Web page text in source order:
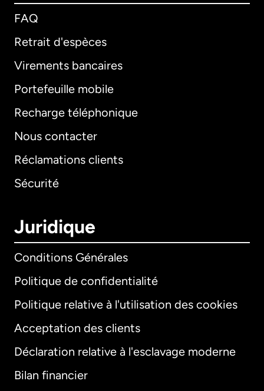
FAQ
Retrait d'espèces
Virements bancaires
Portefeuille mobile
Recharge téléphonique
Nous contacter
Réclamations clients
Sécurité
Juridique
Conditions Générales
Politique de confidentialité
Politique relative à l'utilisation des cookies
Acceptation des clients
Déclaration relative à l'esclavage moderne
Bilan financier
International